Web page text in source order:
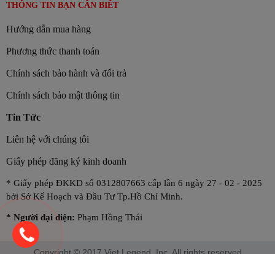
THÔNG TIN BẠN CẦN BIẾT
Hướng dẫn mua hàng
Phương thức thanh toán
Chính sách bảo hành và đổi trả
Chính sách bảo mật thông tin
Tin Tức
Liên hệ với chúng tôi
Giấy phép đăng ký kinh doanh
* Giấy phép ĐKKD số 0312807663 cấp lần 6 ngày 27 - 02 - 2025
bởi Sở Kế Hoạch và Đầu Tư Tp.Hồ Chí Minh.
* Người đại diện: Phạm Hồng Thái